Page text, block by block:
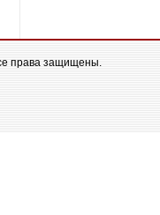
права защищены.